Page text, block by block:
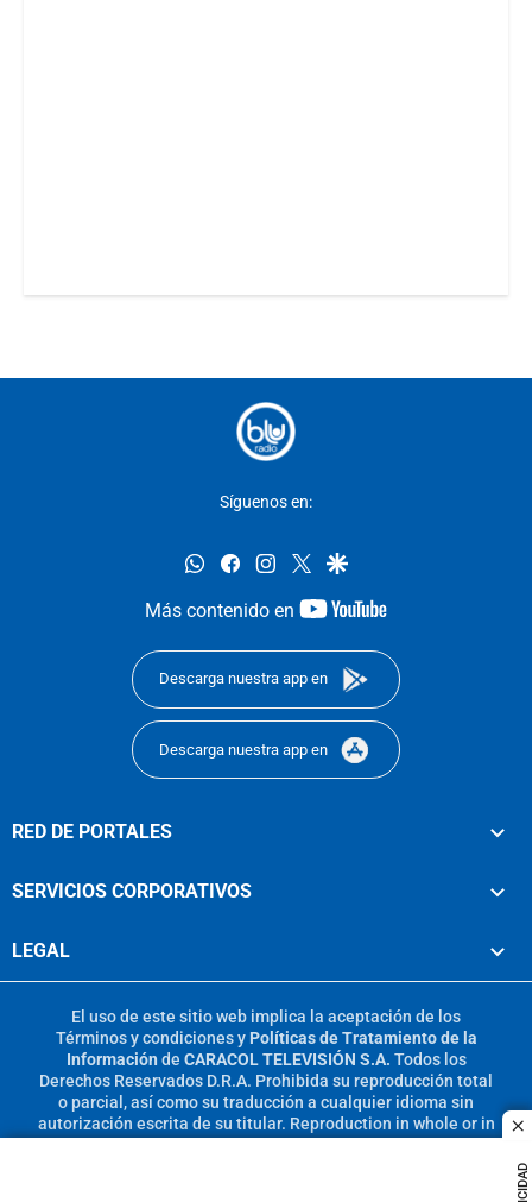
Síguenos en:
whatsappfacebookinstagram
twittergoogle
Más contenido en
youtube-
Descarga nuestra app en
Descarga nuestra app en
RED DE PORTALES
SERVICIOS CORPORATIVOS
LEGAL
El uso de este sitio web implica la aceptación de los
Términos y condicionesy Políticas de Tratamiento de la
Información de CARACOL TELEVISIÓN S.A. Todos los
Derechos Reservados D.R.A. Prohibida su reproducción total
o parcial, así como su traducción a cualquier idioma sin
autorización escrita de su titular. Reproduction in whole or in